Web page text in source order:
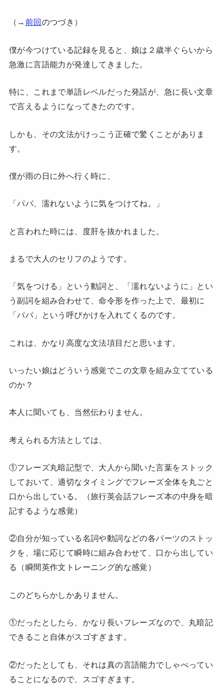
（→ 前回 のつづき）
僕が今つけている記録を見ると、娘は２歳半ぐらいから
急激に言語能力が発達してきました。
特に、これまで単語レベルだった発話が、急に長い文章
で言えるようになってきたのです。
しかも、その文法がけっこう正確で驚くことがありま
す。
僕が雨の日に外へ行く時に、
「パパ、濡れないように気をつけてね。」
と言われた時には、度肝を抜かれました。
まるで大人のセリフのようです。
「気をつける」という動詞と、「濡れないように」とい
う副詞を組み合わせて、命令形を作った上で、最初に
「パパ」という呼びかけを入れてくるのです。
これは、かなり高度な文法項目だと思います。
いったい娘はどういう感覚でこの文章を組み立てている
のか？
本人に聞いても、当然伝わりません。
考えられる方法としては、
①フレーズ丸暗記型で、大人から聞いた言葉をストック
しておいて、適切なタイミングでフレーズ全体を丸ごと
口から出している。（旅行英会話フレーズ本の中身を暗
記するような感覚）
②自分が知っている名詞や動詞などの各パーツのストッ
クを、場に応じて瞬時に組み合わせて、口から出してい
る（瞬間英作文トレーニング的な感覚）
このどちらかしかありません。
①だったとしたら、かなり長いフレーズなので、丸暗記
できること自体がスゴすぎます。
②だったとしても、それは真の言語能力でしゃべってい
ることになるので、スゴすぎます。